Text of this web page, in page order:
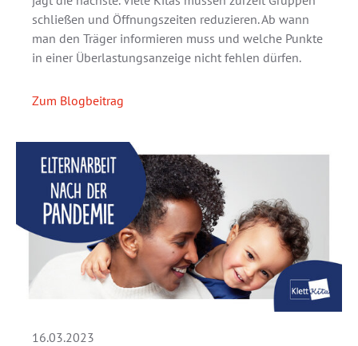
schließen und Öffnungszeiten reduzieren. Ab wann
man den Träger informieren muss und welche Punkte
in einer Überlastungsanzeige nicht fehlen dürfen.
Zum Blogbeitrag
16.03.2023